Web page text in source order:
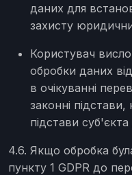
даних для
захисту
Користувач
обробки даних
в очікуванні
законні підстави,
підстави
4.6. Якщо обробка
пункту 1 GDPR до